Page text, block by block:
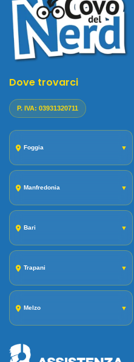
Dove trovarci
P. IVA: 03931320711
Foggia ▼
Manfredonia ▼
Bari ▼
Trapani ▼
Melzo ▼